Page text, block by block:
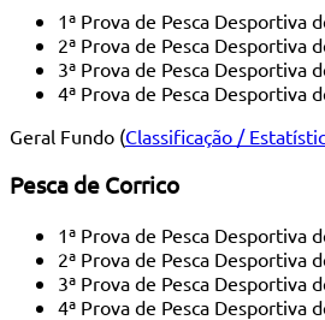
1ª Prova de Pesca Desportiva
2ª Prova de Pesca Desportiva
3ª Prova de Pesca Desportiva
4ª Prova de Pesca Desportiva
Geral Fundo (Classificação /
Pesca de Corrico
1ª Prova de Pesca Desportiva
2ª Prova de Pesca Desportiva
3ª Prova de Pesca Desportiva
4ª Prova de Pesca Desportiva